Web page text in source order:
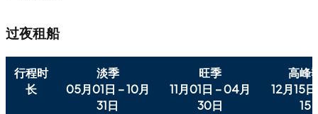
过夜租船
行程时
长
淡季
05月01日 – 10月
31日
旺季
11月01日 – 04月
30日
高峰
12月15
15